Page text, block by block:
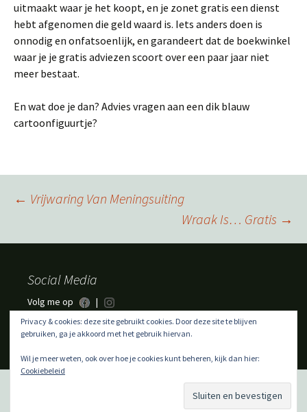
uitmaakt waar je het koopt, en je zonet gratis een dienst
hebt afgenomen die geld waard is. Iets anders doen is
onnodig en onfatsoenlijk, en garandeert dat de boekwinkel
waar je je gratis adviezen scoort over een paar jaar niet
meer bestaat.
En wat doe je dan? Advies vragen aan een dik blauw
cartoonfiguurtje?
Berichtnavigatie
← Vrijwaring Van Meningsuiting
Wraak Is… Gratis →
Social Media
Volg me op |
Privacy & cookies: deze site gebruikt cookies. Door deze site te blijven
gebruiken, ga je akkoord met het gebruik hiervan.
Wil je meer weten, ook over hoe je cookies kunt beheren, kijk dan hier:
Cookiebeleid